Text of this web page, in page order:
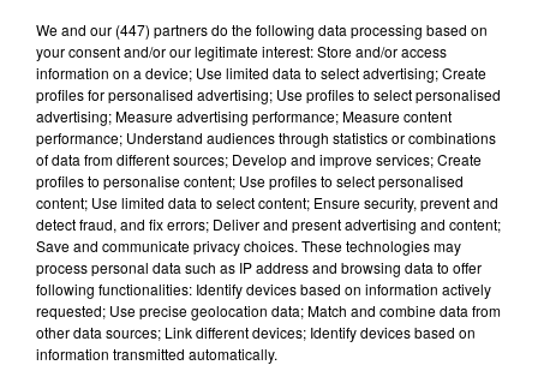
Lecture (4 min 21 sec)
100%
100% Radio les infos du Comminges
We and our (447) partnersdo the following data processing based on
your consent and/or our legitimate interest: Store and/or access
information on a device; Use limited data to select advertising; Create
profiles for personalised advertising; Use profiles to select personalised
advertising; Measure advertising performance; Measure content
performance; Understand audiences through statistics or combinations
of data from different sources; Develop and improve services; Create
profiles to personalise content; Use profiles to select personalised
content; Use limited data to select content; Ensure security, prevent and
detect fraud, and fix errors; Deliver and present advertising and content;
Save and communicate privacy choices. These technologies may
process personal data such as IP address and browsing data to offer
following functionalities: Identify devices based on information actively
requested; Use precise geolocation data; Match and combine data from
other data sources; Link different devices; Identify devices based on
information transmitted automatically.